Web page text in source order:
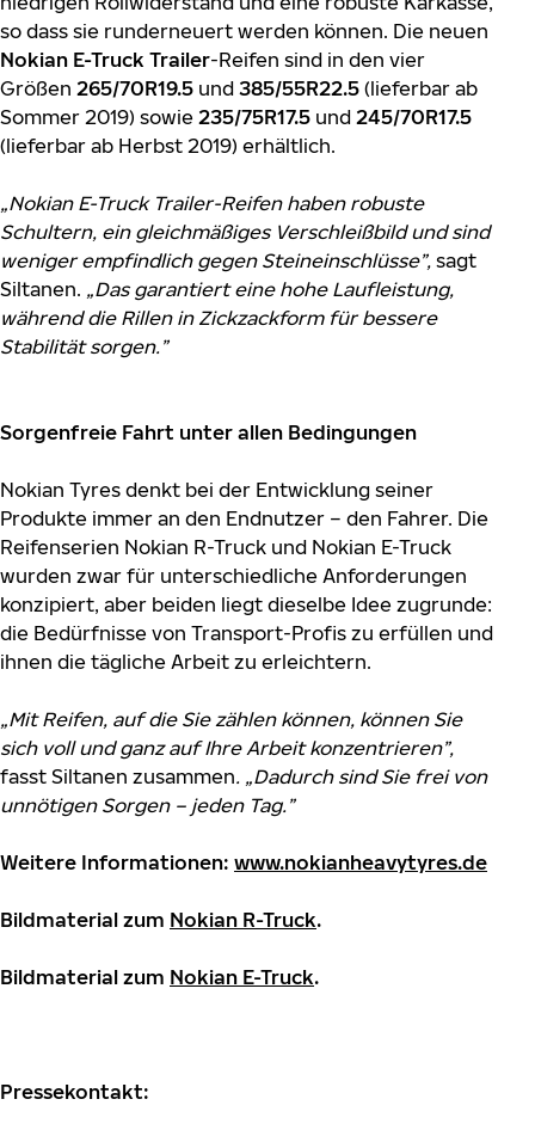
so dass sie runderneuert werden können. Die neuen
Nokian E-Truck Trailer-Reifen sind in den vier
Größen 265/70R19.5 und 385/55R22.5 (lieferbar ab
Sommer 2019) sowie 235/75R17.5 und 245/70R17.5
(lieferbar ab Herbst 2019) erhältlich.
„Nokian E-Truck Trailer-Reifen haben robuste
Schultern, ein gleichmäßiges Verschleißbild und sind
weniger empfindlich gegen Steineinschlüsse”, sagt
Siltanen. „Das garantiert eine hohe Laufleistung,
während die Rillen in Zickzackform für bessere
Stabilität sorgen.”
Sorgenfreie Fahrt unter allen Bedingungen
Nokian Tyres denkt bei der Entwicklung seiner
Produkte immer an den Endnutzer – den Fahrer. Die
Reifenserien Nokian R-Truck und Nokian E-Truck
wurden zwar für unterschiedliche Anforderungen
konzipiert, aber beiden liegt dieselbe Idee zugrunde:
die Bedürfnisse von Transport-Profis zu erfüllen und
ihnen die tägliche Arbeit zu erleichtern.
„Mit Reifen, auf die Sie zählen können, können Sie
sich voll und ganz auf Ihre Arbeit konzentrieren”,
fasst Siltanen zusammen. „Dadurch sind Sie frei von
unnötigen Sorgen – jeden Tag.”
Weitere Informationen: www.nokianheavytyres.de
Bildmaterial zum Nokian R-Truck.
Bildmaterial zum Nokian E-Truck.
Pressekontakt: